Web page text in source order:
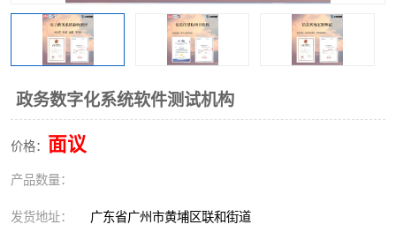
政务数字化系统软件测试机构
价格： 面议
产品数量：
发货地址： 广东省广州市黄埔区联和街道